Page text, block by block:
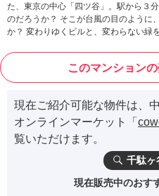
た、東京の中心「四ツ谷」。駅から３
のだろうか？ そこが台風の目のように
か？ 変わりゆくビルと、変わらない緑
このマンション
現在ご紹介可能な物件は、
オンラインマーケット「
覧いただけます。
千駄ヶ
現在販売中のおす